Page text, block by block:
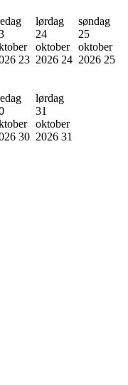
23
lørdag
24
oktober
2026 24
søndag
25
oktober
2026 25
30
lørdag
31
oktober
2026 31